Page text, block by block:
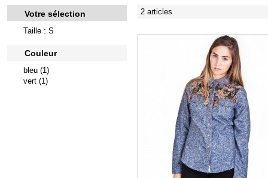
Votre sélection
Taille : S
Couleur
bleu (1)
vert (1)
2 articles